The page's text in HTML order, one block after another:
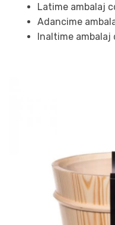
Latime ambalaj
Adancime
Inaltime ambalaj